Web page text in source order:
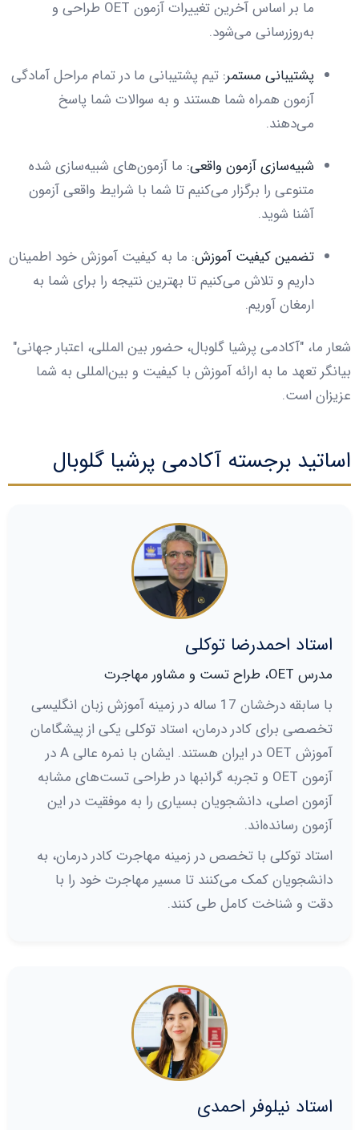
ما بر اساس آخرین تغییرات آزمون OET طراحی و
به‌روزرسانی می‌شود.
پشتیبانی مستمر: تیم پشتیبانی ما در تمام مراحل آمادگی
آزمون همراه شما هستند و به سوالات شما پاسخ
می‌دهند.
شبیه‌سازی آزمون واقعی: ما آزمون‌های شبیه‌سازی شده
متنوعی را برگزار می‌کنیم تا شما با شرایط واقعی آزمون
آشنا شوید.
تضمین کیفیت آموزش: ما به کیفیت آموزش خود اطمینان
داریم و تلاش می‌کنیم تا بهترین نتیجه را برای شما به
ارمغان آوریم.
شعار ما، "آکادمی پرشیا گلوبال، حضور بین المللی، اعتبار جهانی"
بیانگر تعهد ما به ارائه آموزش با کیفیت و بین‌المللی به شما
عزیزان است.
اساتید برجسته آکادمی پرشیا گلوبال
استاد احمدرضا توکلی
مدرس OET، طراح تست و مشاور مهاجرت
با سابقه درخشان 17 ساله در زمینه آموزش زبان انگلیسی
تخصصی برای کادر درمان، استاد توکلی یکی از پیشگامان
آموزش OET در ایران هستند. ایشان با نمره عالی A در
آزمون OET و تجربه گرانبها در طراحی تست‌های مشابه
آزمون اصلی، دانشجویان بسیاری را به موفقیت در این
آزمون رسانده‌اند.
استاد توکلی با تخصص در زمینه مهاجرت کادر درمان، به
دانشجویان کمک می‌کنند تا مسیر مهاجرت خود را با
دقت و شناخت کامل طی کنند.
استاد نیلوفر احمدی